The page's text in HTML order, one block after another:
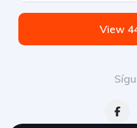
View